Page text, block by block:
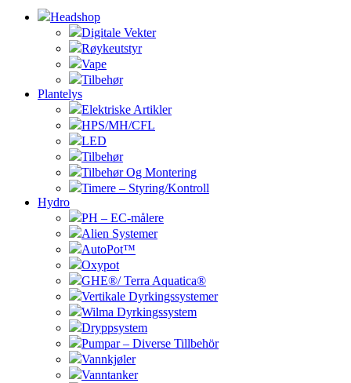
Headshop
Digitale Vekter
Røykeutstyr
Vape
Tilbehør
Plantelys
Elektriske Artikler
HPS/MH/CFL
LED
Tilbehør
Tilbehør Og Montering
Timere – Styring/Kontroll
Hydro
PH – EC-målere
Alien Systemer
AutoPot™
Oxypot
GHE®/ Terra Aquatica®
Vertikale Dyrkingssystemer
Wilma Dyrkingssystem
Dryppsystem
Pumpar – Diverse Tillbehör
Vannkjøler
Vanntanker